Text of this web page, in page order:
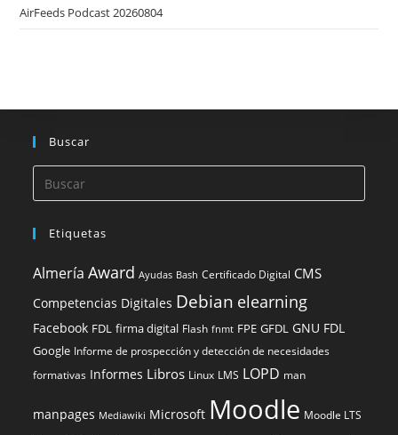
AirFeeds Podcast 20260804
Buscar
Etiquetas
Almería Award Ayudas Bash Certificado Digital CMS
Competencias Digitales Debian elearning
Facebook FDL firma digital Flash fnmt FPE GFDL GNU FDL
Google Informe de prospección y detección de necesidades
formativas Informes Libros Linux LMS LOPD man
manpages Mediawiki Microsoft Moodle Moodle LTS